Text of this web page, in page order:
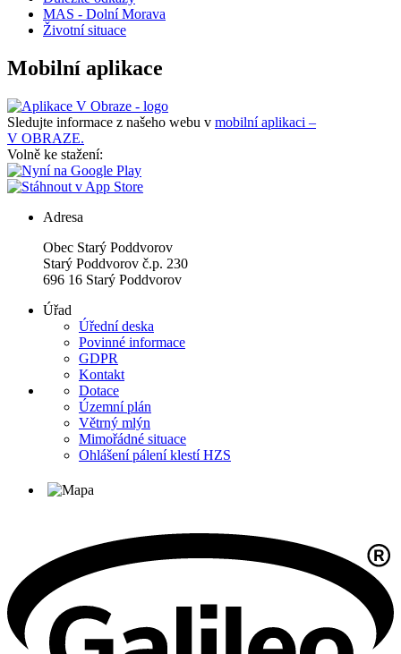
MAS - Dolní Morava
Životní situace
Mobilní aplikace
Sledujte informace z našeho webu v mobilní aplikaci –
V OBRAZE.
Volně ke stažení:
Adresa
Obec Starý Poddvorov
Starý Poddvorov č.p. 230
696 16 Starý Poddvorov
Úřad
Úřední deska
Povinné informace
GDPR
Kontakt
Dotace
Územní plán
Větrný mlýn
Mimořádné situace
Ohlášení pálení klestí HZS